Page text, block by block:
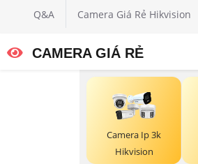
Q&A Camera Giá Rẻ Hikvision
CAMERA GIÁ RẺ
Camera Ip 3k
Hikvision